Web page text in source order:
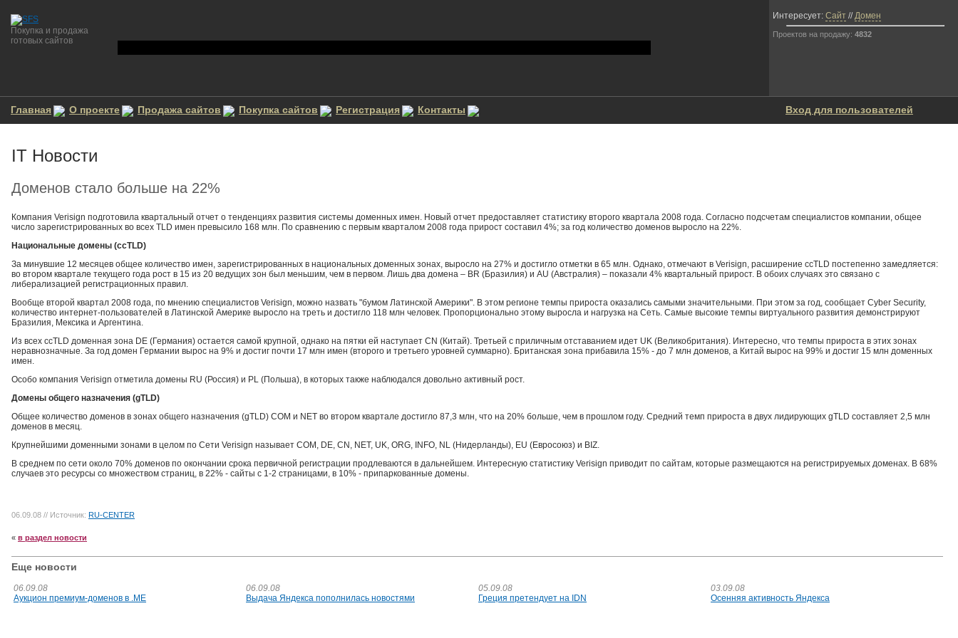
Покупка и продажа
готовых сайтов
Интересует: Сайт //Домен
Проектов на продажу: 4832
Главная О проекте Продажа сайтов Покупка сайтов Регистрация Контакты Вход для пользователей
IT Новости
Доменов стало больше на 22%
Компания Verisign подготовила квартальный отчет о тенденциях развития системы доменных имен. Новый отчет предоставляет статистику второго квартала 2008 года. Согласно подсчетам специалистов компании, общее
число зарегистрированных во всех TLD имен превысило 168 млн. По сравнению с первым кварталом 2008 года прирост составил 4%; за год количество доменов выросло на 22%.
Национальные домены (ссTLD)
За минувшие 12 месяцев общее количество имен, зарегистрированных в национальных доменных зонах, выросло на 27% и достигло отметки в 65 млн. Однако, отмечают в Verisign, расширение ссTLD постепенно замедляется:
во втором квартале текущего года рост в 15 из 20 ведущих зон был меньшим, чем в первом. Лишь два домена – BR (Бразилия) и AU (Австралия) – показали 4% квартальный прирост. В обоих случаях это связано с
либерализацией регистрационных правил.
Вообще второй квартал 2008 года, по мнению специалистов Verisign, можно назвать "бумом Латинской Америки". В этом регионе темпы прироста оказались самыми значительными. При этом за год, сообщает Cyber Security,
количество интернет-пользователей в Латинской Америке выросло на треть и достигло 118 млн человек. Пропорционально этому выросла и нагрузка на Сеть. Самые высокие темпы виртуального развития демонстрируют
Бразилия, Мексика и Аргентина.
Из всех ccTLD доменная зона DE (Германия) остается самой крупной, однако на пятки ей наступает СN (Китай). Третьей с приличным отставанием идет UK (Великобритания). Интересно, что темпы прироста в этих зонах
неравнозначные. За год домен Германии вырос на 9% и достиг почти 17 млн имен (второго и третьего уровней суммарно). Британская зона прибавила 15% - до 7 млн доменов, а Китай вырос на 99% и достиг 15 млн доменных
имен.
Особо компания Verisign отметила домены RU (Россия) и PL (Польша), в которых также наблюдался довольно активный рост.
Домены общего назначения (gTLD)
Общее количество доменов в зонах общего назначения (gTLD) COM и NET во втором квартале достигло 87,3 млн, что на 20% больше, чем в прошлом году. Средний темп прироста в двух лидирующих gTLD составляет 2,5 млн
доменов в месяц.
Крупнейшими доменными зонами в целом по Сети Verisign называет COM, DE, СN, NET, UK, ORG, INFO, NL (Нидерланды), EU (Евросоюз) и BIZ.
В среднем по сети около 70% доменов по окончании срока первичной регистрации продлеваются в дальнейшем. Интересную статистику Verisign приводит по сайтам, которые размещаются на регистрируемых доменах. В 68%
случаев это ресурсы со множеством страниц, в 22% - сайты с 1-2 страницами, в 10% - припаркованные домены.
06.09.08 // Источник: RU-CENTER
« в раздел новости
Еще новости
06.09.08
Аукцион премиум-доменов в .МЕ
06.09.08
Выдача Яндекса пополнилась новостями
05.09.08
Греция претендует на IDN
03.09.08
Осенняя активность Яндекса